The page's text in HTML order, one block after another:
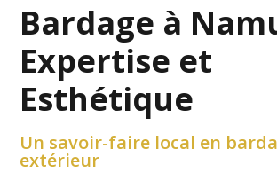
Bardage à
Expertise et
Esthétique
Un savoir-faire local en
extérieur